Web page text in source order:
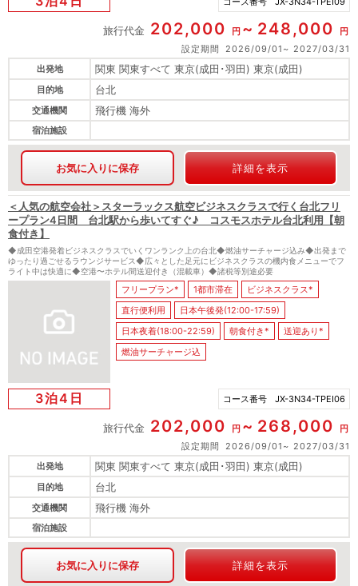
旅行代金 202,000 円 248,000
円
設定期間
2026/09/01
2027/03/31
出発地
関東 関東すべて 東京(成田･羽田) 東京(成田)
目的地 台北
交通機関 飛行機 海外
宿泊施設
お気に入りに保存 詳細を表示
＜人気の航空会社＞スターラックス航空ビジネスクラスで行く台北フリ
ープラン4日間 台北駅から歩いてすぐ♪ コスモスホテル台北利用【朝
食付き】
◆成田空港発着ビジネスクラスでいくワンランク上の台北◆燃油サーチャージ込み◆出発まで
ゆったり過ごせるラウンジサービス◆広々とした足元にビジネスクラスの機内食メニューでフ
ライト中は快適に◆空港〜ホテル間送迎付き（混載車）◆諸税等別途必要
フリープラン* 1都市滞在
ビジネスクラス*
直行便利用
日本午後発(12:00-17:59)
日本夜着(18:00-22:59)
朝食付き*
送迎あり*
燃油サーチャージ込
3泊4日 コース番号 JX-3N34-TPEI06
旅行代金 202,000 円 268,000
円
設定期間
2026/09/01
2027/03/31
出発地
関東 関東すべて 東京(成田･羽田) 東京(成田)
目的地 台北
交通機関 飛行機 海外
宿泊施設
お気に入りに保存 詳細を表示